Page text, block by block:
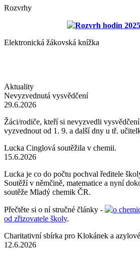
Rozvrhy
Rozvrh hodin
Elektronická žákovská knížka
Aktuality
Nevyzvednutá vysvědčení
29.6.2026
Žáci/rodiče, kteří si nevyzvedli
vyzvednout od 1. 9. a další dny u tř.
Lucka Cinglová soutěžila v chemii.
15.6.2026
Lucka je co do počtu pochval ředitele
Soutěží v němčině, matematice a nyní
soutěže Mladý chemik ČR.
Přečtěte si o ní stručné články - o
od zřizovatele školy.
Charitativní sbírka pro Klokánek a
12.6.2026